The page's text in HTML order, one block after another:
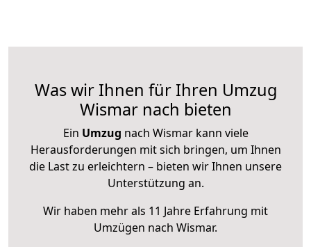
Was wir Ihnen für Ihren Umzug
Wismar nach bieten
Ein Umzug nach Wismar kann viele
Herausforderungen mit sich bringen, um Ihnen
die Last zu erleichtern – bieten wir Ihnen unsere
Unterstützung an.
Wir haben mehr als 11 Jahre Erfahrung mit
Umzügen nach Wismar.